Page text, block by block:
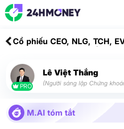
Cổ phiếu CEO, NLG, TCH,
CHẢY VÀO BĐS ảnh hưởng
nào đến CP?
PRO
Lê Việt Thắng
(Người sáng lập Chứng
M.AI tóm tắt